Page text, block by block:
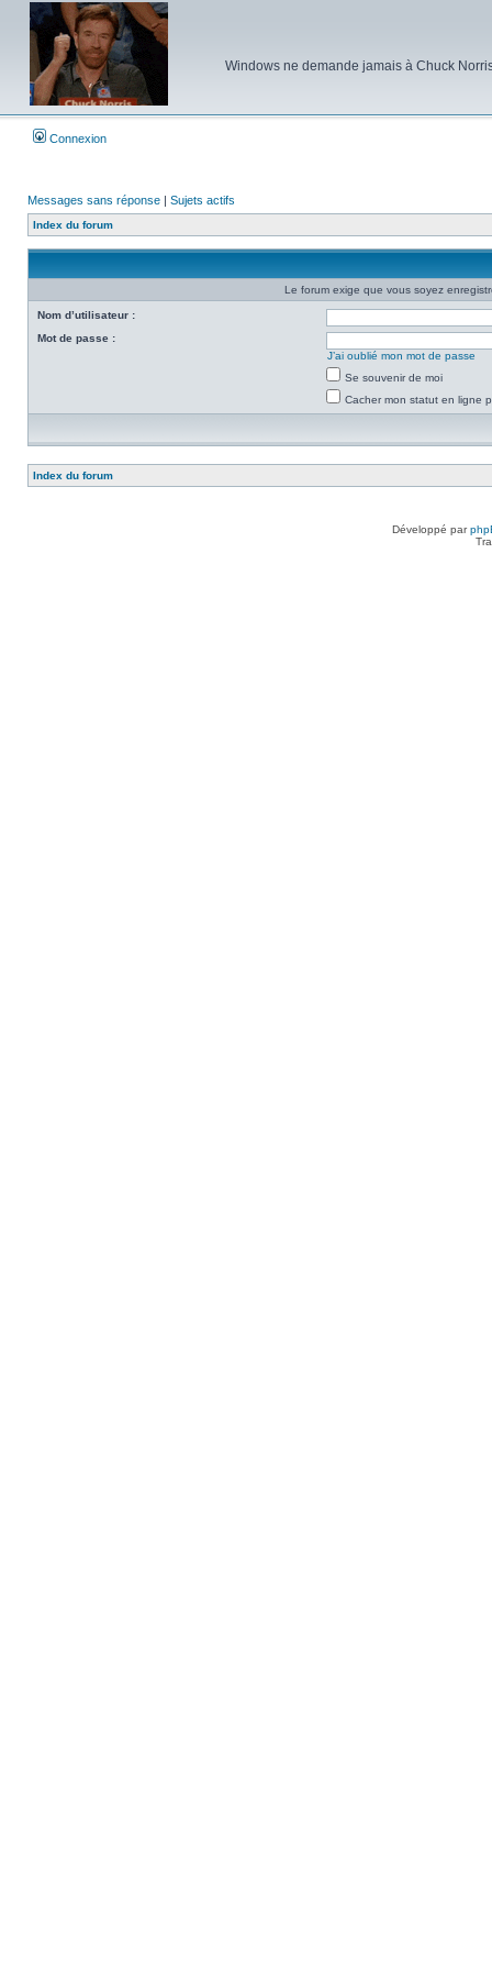
Windows ne demande jamais à Chuck
Connexion
Messages sans réponse | Sujets actifs
Index du forum
Le forum exige que vous soyez
Nom d’utilisateur :
Mot de passe :
J’ai oublié mon mot de passe
Se souvenir de moi
Cacher mon statut en ligne
Index du forum
Développé par